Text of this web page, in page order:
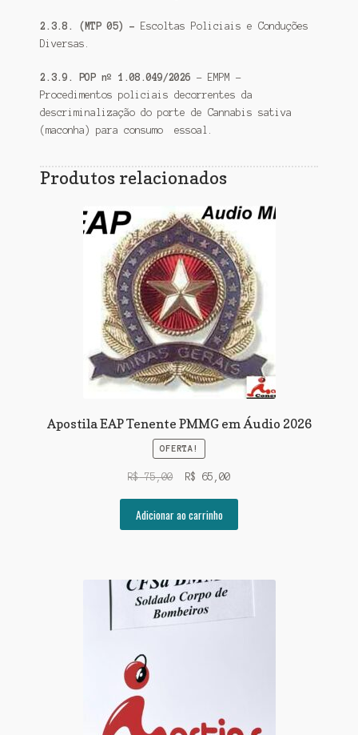
2.3.8. (MTP 05) – Escoltas Policiais e Conduções
Diversas.
2.3.9. POP nº 1.08.049/2026 – EMPM –
Procedimentos policiais decorrentes da
descriminalização do porte de Cannabis sativa
(maconha) para consumo essoal.
Produtos relacionados
Apostila EAP Tenente PMMG em Áudio 2026
OFERTA!
R$75,00
original
era:
R$ 65,00O
é:
Adicionar ao carrinho